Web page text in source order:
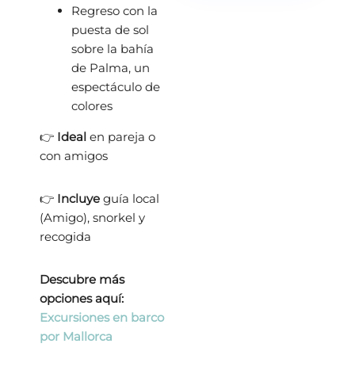
Regreso con la
puesta de sol
sobre la bahía
de Palma, un
espectáculo de
colores
👉 Ideal en pareja o
con amigos
👉 Incluye guía local
(Amigo), snorkel y
recogida
Descubre más
opciones aquí:
Excursiones en barco
por Mallorca